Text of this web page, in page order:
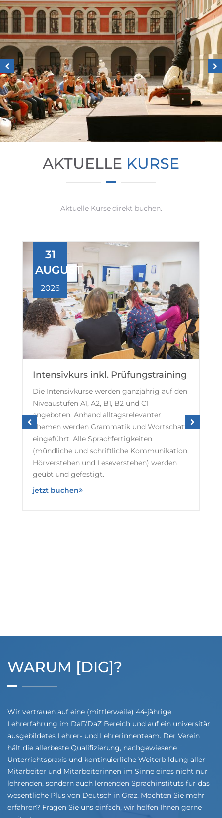
AKTUELLE KURSE
Aktuelle Kurse direkt buchen.
Intensivkurs inkl. Prüfungstraining
31
AUGUST
2026
Die Intensivkurse werden ganzjährig auf den
Niveaustufen A1, A2, B1, B2 und C1
angeboten. Anhand alltagsrelevanter
Themen werden Grammatik und Wortschatz
eingeführt. Alle Sprachfertigkeiten
(mündliche und schriftliche Kommunikation,
Hörverstehen und Leseverstehen) werden
geübt und gefestigt.
jetzt buchen
WARUM [DIG]?
Wir vertrauen auf eine (mittlerweile) 44-jährige
Lehrerfahrung im DaF/DaZ Bereich und auf ein universitär
ausgebildetes Lehrer- und Lehrerinnenteam. Der Verein
hält die allerbeste Qualifizierung, nachgewiesene
Unterrichtspraxis und kontinuierliche Weiterbildung aller
Mitarbeiter und Mitarbeiterinnen im Sinne eines nicht nur
lehrenden, sondern auch lernenden Sprachinstituts für das
wesentliche Plus von Deutsch in Graz. Möchten Sie mehr
erfahren? Fragen Sie uns einfach, wir helfen Ihnen gerne